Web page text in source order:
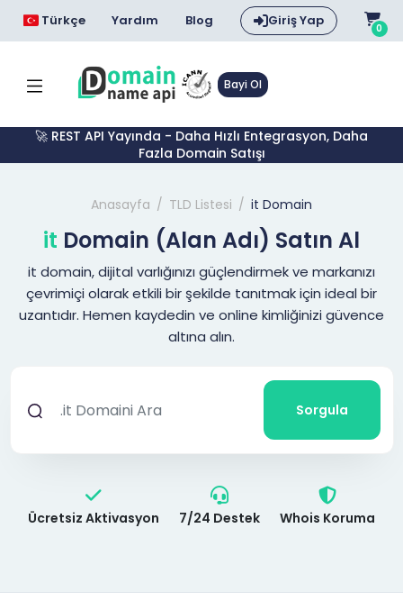
Türkçe Yardım Blog Giriş Yap 0
Bayi Ol
🚀 REST API Yayında - Daha Hızlı Entegrasyon, Daha
Fazla Domain Satışı
Anasayfa TLD Listesi it Domain
it Domain (Alan Adı) Satın Al
it domain, dijital varlığınızı güçlendirmek ve markanızı
çevrimiçi olarak etkili bir şekilde tanıtmak için ideal bir
uzantıdır. Hemen kaydedin ve online kimliğinizi güvence
altına alın.
Sorgula
Ücretsiz Aktivasyon 7/24 Destek Whois Koruma